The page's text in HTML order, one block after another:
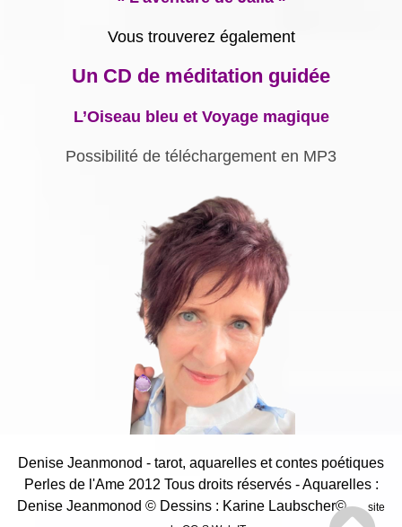
Vous trouverez également
Un CD de méditation guidée
L’Oiseau bleu et Voyage magique
Possibilité de téléchargement en MP3
Denise Jeanmonod - tarot, aquarelles et contes poétiques
Perles de l'Ame 2012 Tous droits réservés - Aquarelles :
Denise Jeanmonod © Dessins : Karine Laubscher©
site